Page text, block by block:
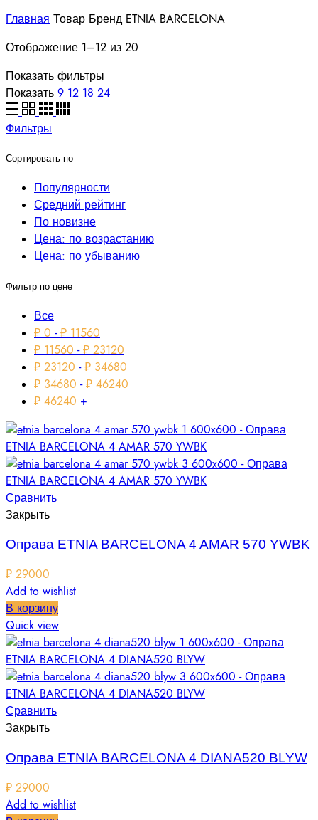
Главная Товар Бренд ETNIA BARCELONA
Отображение 1–12 из 20
Показать фильтры
Показать 9 12 18 24
Фильтры
Сортировать по
Популярности
Средний рейтинг
По новизне
Цена: по возрастанию
Цена: по убыванию
Фильтр по цене
Все
₽ 0 -₽ 11560
₽ 11560 -₽ 23120
₽ 23120 -₽ 34680
₽ 34680 -₽ 46240
₽ 46240 +
Сравнить
Закрыть
Оправа ETNIA BARCELONA 4 AMAR 570 YWBK
₽ 29000
Add to wishlist
В корзину
Quick view
Сравнить
Закрыть
Оправа ETNIA BARCELONA 4 DIANA520 BLYW
₽ 29000
Add to wishlist